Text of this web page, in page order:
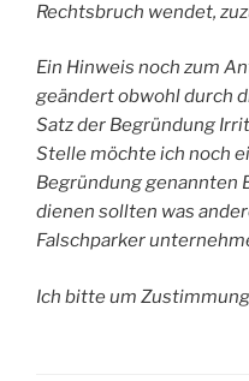
Rechtsbruch wendet,
Ein Hinweis noch zum
geändert obwohl durch
Satz der Begründung
Stelle möchte ich noch
Begründung genannten
dienen sollten was
Falschparker
Ich bitte um